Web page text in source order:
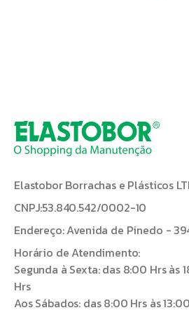
e essencial em setores como
serralherias, madeireiras,
soldageme outros.
Além da proteção facial,
profissões exigem o uso de
equipamentos de proteção da
contamos com capacetes,
capuz para a sua proteção
Elastobor Borrachas e Plásticos
CNPJ:53.840.542/0002-10
Endereço: Avenida de Pinedo -
Horário de Atendimento:
Segunda à Sexta: das 8:00 Hrs às
Hrs
Aos Sábados: das 8:00 Hrs às